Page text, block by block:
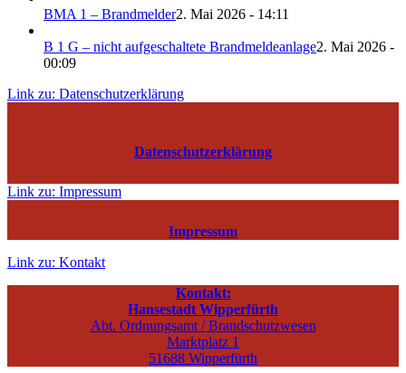
BMA 1 – Brandmelder2. Mai 2026 - 14:11
B 1 G – nicht aufgeschaltete Brandmeldeanlage2. Mai 2026 -
00:09
Link zu: Datenschutzerklärung
Datenschutzerklärung
Link zu: Impressum
Impressum
Link zu: Kontakt
Kontakt:
Hansestadt Wipperfürth
Abt. Ordnungsamt / Brandschutzwesen
Marktplatz 1
51688 Wipperfürth